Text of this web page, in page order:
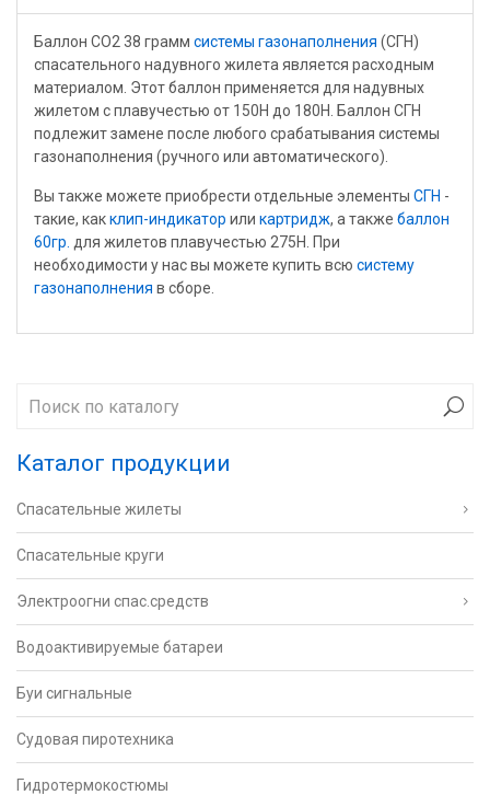
Баллон СО2 38 грамм системы газонаполнения (СГН)
спасательного надувного жилета является расходным
материалом. Этот баллон применяется для надувных
жилетом с плавучестью от 150H до 180H. Баллон СГН
подлежит замене после любого срабатывания системы
газонаполнения (ручного или автоматического).
Вы также можете приобрести отдельные элементы СГН -
такие, какклип-индикатор или картридж, а также баллон
60гр. для жилетов плавучестью 275H. При
необходимости у нас вы можете купить всю систему
газонаполнения в сборе.
Каталог продукции
Спасательные жилеты
Спасательные круги
Электроогни спас.средств
Водоактивируемые батареи
Буи сигнальные
Судовая пиротехника
Гидротермокостюмы